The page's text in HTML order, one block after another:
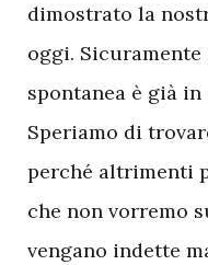
dimostrato la
oggi.
spontanea è già
Speriamo di
perché altrimenti
che non vorremo
vengano indette